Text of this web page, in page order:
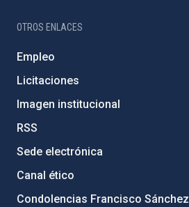
OTROS ENLACES
Empleo
Licitaciones
Imagen institucional
RSS
Sede electrónica
Canal ético
Condolencias Francisco Sánchez